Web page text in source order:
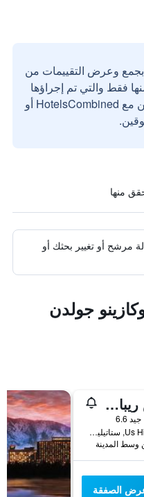
وعرض التقييمات من
فقط والتي تم إجراؤها
بواسطة مستخدمين حقيقيين مع HotelsCombined أو
مرشح أو تغيير بحثك أو
جولدن
كيسارس ريبابليك ليك تاهو - آي كيزارز ريواردز ديستينيشن
جيد 6.6
18 Us Highway 50, ستاتيلين, NV, الولايات المتحدة الأميريكية
الصفقة